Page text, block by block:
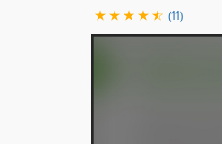
(11)